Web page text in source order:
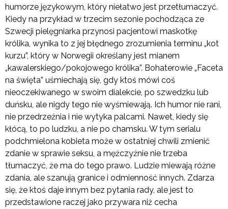
humorze językowym, który niełatwo jest przetłumaczyć.
Kiedy na przykład w trzecim sezonie pochodząca ze
Szwecji pielęgniarka przynosi pacjentowi maskotkę
królika, wynika to z jej błędnego zrozumienia terminu „kot
kurzu”, który w Norwegii określany jest mianem
„kawalerskiego/pokojowego królika”. Bohaterowie „Faceta
na święta” uśmiechają się, gdy ktoś mówi coś
nieoczekiwanego w swoim dialekcie, po szwedzku lub
duńsku, ale nigdy tego nie wyśmiewają. Ich humor nie rani,
nie przedrzeźnia i nie wytyka palcami. Nawet, kiedy się
kłócą, to po ludzku, a nie po chamsku. W tym serialu
podchmielona kobieta może w ostatniej chwili zmienić
zdanie w sprawie seksu, a mężczyźnie nie trzeba
tłumaczyć, że ma do tego prawo. Ludzie miewają różne
zdania, ale szanują granice i odmienność innych. Zdarza
się, że ktoś daje innym bez pytania rady, ale jest to
przedstawione raczej jako przywara niż cecha